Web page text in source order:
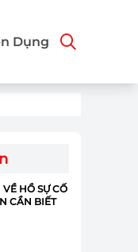
Dụng
HỒ SỰ CỐ
CẦN BIẾT